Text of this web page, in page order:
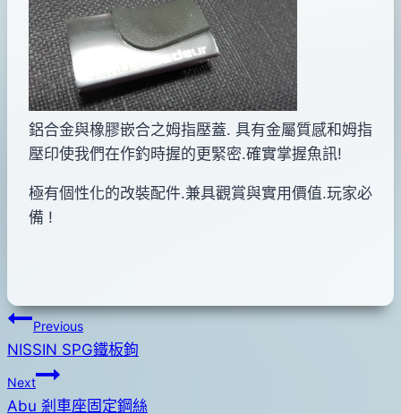
12
月
31
日
2016
年
05
月
02
鋁合金與橡膠嵌合之姆指壓蓋. 具有金屬質感和姆指
壓印使我們在作釣時握的更緊密.確實掌握魚訊!
極有個性化的改裝配件.兼具觀賞與實用價值.玩家必
備 !
文
章
導
Previous
NISSIN SPG鐵板鉤
Next
Abu 剎車座固定鋼絲